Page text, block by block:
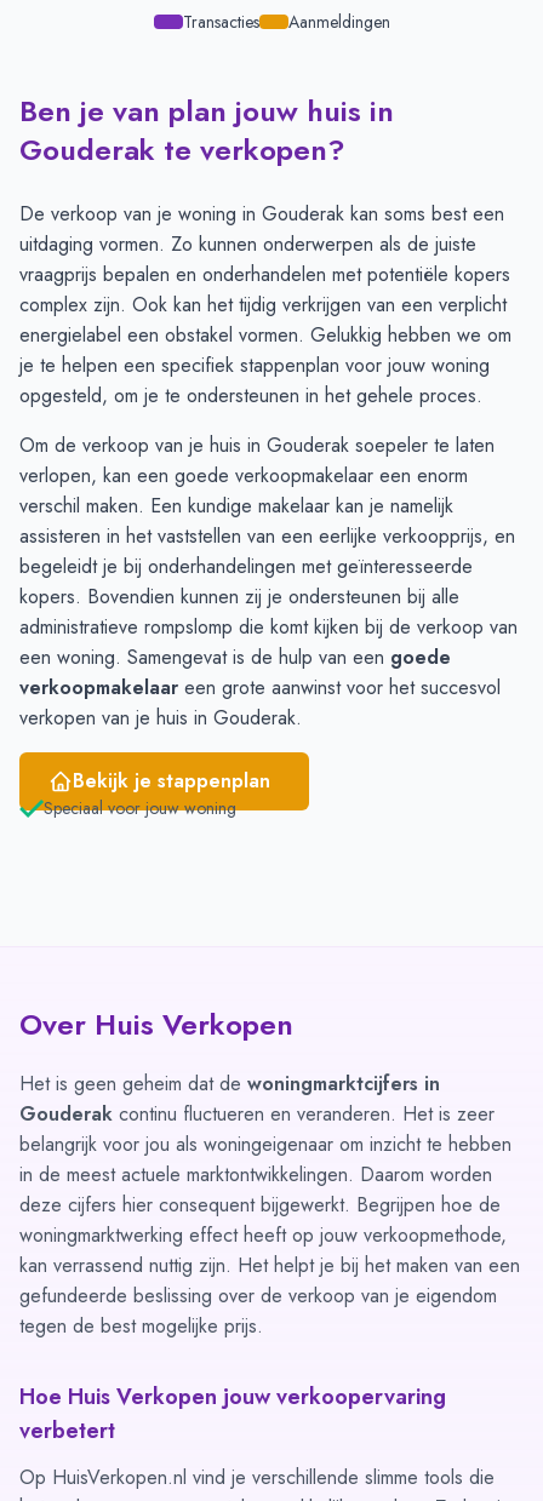
Transacties Aanmeldingen
Transacties en aanmeldingen per maand - Gouderak
Maand
Transacties
Aanmeldingen
Juli
7
7
Augustus
September
8
7
Oktober
8
November
7
December
Januari
1
4
Februari
1
6
April
5
11
Mei
5
14
Juni
3 12
Ben je van plan jouw huis in
Gouderak te verkopen?
De verkoop van je woning in Gouderak kan soms best een
uitdaging vormen. Zo kunnen onderwerpen als de juiste
vraagprijs bepalen en onderhandelen met potentiële kopers
complex zijn. Ook kan het tijdig verkrijgen van een verplicht
energielabel een obstakel vormen. Gelukkig hebben we om
je te helpen een specifiek stappenplan voor jouw woning
opgesteld, om je te ondersteunen in het gehele proces.
Om de verkoop van je huis in Gouderak soepeler te laten
verlopen, kan een goede verkoopmakelaar een enorm
verschil maken. Een kundige makelaar kan je namelijk
assisteren in het vaststellen van een eerlijke verkoopprijs, en
begeleidt je bij onderhandelingen met geïnteresseerde
kopers. Bovendien kunnen zij je ondersteunen bij alle
administratieve rompslomp die komt kijken bij de verkoop van
een woning. Samengevat is de hulp van een goede
verkoopmakelaar een grote aanwinst voor het succesvol
verkopen van je huis in Gouderak.
Bekijk je stappenplan
Speciaal voor jouw woning
Over Huis Verkopen
Het is geen geheim dat de woningmarktcijfers in
Gouderak continu fluctueren en veranderen. Het is zeer
belangrijk voor jou als woningeigenaar om inzicht te hebben
in de meest actuele marktontwikkelingen. Daarom worden
deze cijfers hier consequent bijgewerkt. Begrijpen hoe de
woningmarktwerking effect heeft op jouw verkoopmethode,
kan verrassend nuttig zijn. Het helpt je bij het maken van een
gefundeerde beslissing over de verkoop van je eigendom
tegen de best mogelijke prijs.
Hoe Huis Verkopen jouw verkoopervaring
verbetert
Op HuisVerkopen.nl vind je verschillende slimme tools die